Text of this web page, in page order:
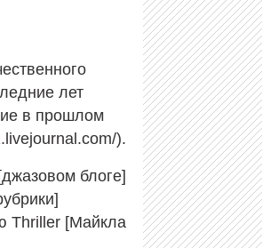
лет
в прошлом
).
блоге]
Thriller [Майкла